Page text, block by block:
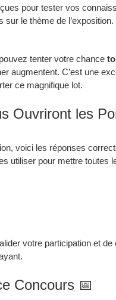
pour tester vos
le thème de
tenter votre chance
augmentent. C’est une
ce magnifique lot.
Ouvriront les
voici les réponses
utiliser pour mettre toutes
votre participation et
Concours 📅